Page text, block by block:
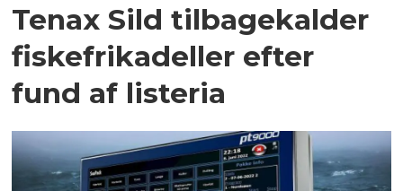
Tenax Sild tilbagekalder
fiskefrikadeller efter
fund af listeria